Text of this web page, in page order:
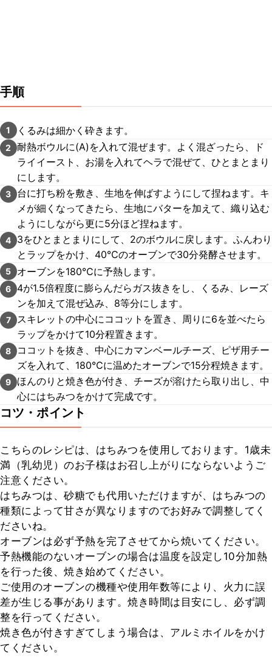
手順
1 くるみは細かく砕きます。
2
耐熱ボウルに(A)を入れて混ぜます。よく混ざったら、ド
ライイースト、お湯を入れてヘラで混ぜて、ひとまとまり
にします。
3
台に打ち粉を敷き、生地を伸ばすようにして捏ねます。キ
メが細くなってきたら、生地にバターを加えて、織り込む
ようにしながら更に5分ほど捏ねます。
4
3をひとまとまりにして、2のボウルに戻します。ふんわり
とラップをかけ、40℃のオーブンで30分発酵させます。
5 オーブンを180℃に予熱します。
6
4が1.5倍程度に膨らんだらガス抜きをし、くるみ、レーズ
ンを加えて混ぜ込み、8等分にします。
7
スキレットの中心にココットを置き、周りに6を並べたら
ラップをかけて10分程置きます。
8
ココットを抜き、中心にカマンベールチーズ、ピザ用チー
ズを入れて、180℃に温めたオーブンで15分程焼きます。
9
ほんのりと焼き色が付き、チーズが溶けたら取り出し、中
心にはちみつをかけて完成です。
コツ・ポイント
こちらのレシピは、はちみつを使用しております。1歳未
満（乳幼児）のお子様はお召し上がりにならないようご
注意ください。
はちみつは、砂糖でも代用いただけますが、はちみつの
種類によって甘さが異なりますのでお好みで調整してく
ださいね。
オーブンは必ず予熱を完了させてから焼いてください。
予熱機能のないオーブンの場合は温度を設定し10分加熱
を行った後、焼き始めてください。
ご使用のオーブンの機種や使用年数等により、火力に誤
差が生じる事があります。焼き時間は目安にし、必ず調
整を行ってください。
焼き色が付きすぎてしまう場合は、アルミホイルをかけ
てください。